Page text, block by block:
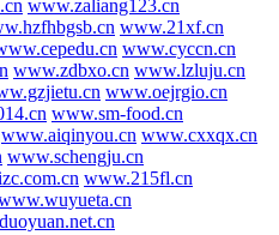
www.zaliang123.cn
www.21xf.cn
www.cyccn.cn
www.zdbxo.cn www.lzluju.cn
www.oejrgio.cn
www.sm-food.cn
www.aiqinyou.cn www.cxxqx.cn
www.schengju.cn
www.215fl.cn